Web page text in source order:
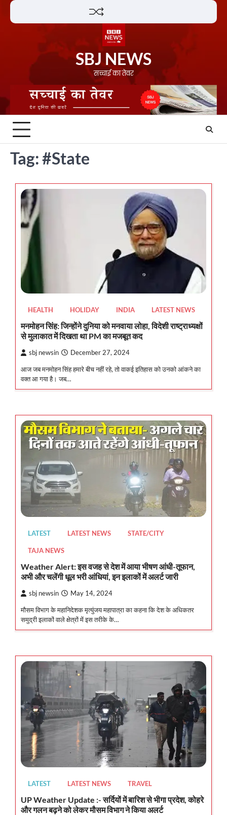
Skip
SBJ NEWS
सच्चाई का तेवर
Tag:#State
HEALTH HOLIDAY INDIA LATEST NEWS
मनमोहन सिंह: जिन्होंने दुनिया को मनवाया लोहा, विदेशी राष्ट्राध्यक्षों
से मुलाकात में दिखता था PM का मजबूत कद
sbj newsin December 27, 2024
आज जब मनमोहन सिंह हमारे बीच नहीं रहे, तो वाकई इतिहास को उनको आंकने का
वक्त आ गया है। जब…
LATEST LATEST NEWS STATE/CITY
TAJA NEWS
Weather Alert: इस वजह से देश में आया भीषण आंधी-तूफान,
अभी और चलेंगी धूल भरी आंधियां, इन इलाकों में अलर्ट जारी
sbj newsin May 14, 2024
मौसम विभाग के महानिदेशक मृत्युंजय महापात्रा का कहना कि देश के अधिकतर
समुद्री इलाकों वाले क्षेत्रों में इस तरीके के…
LATEST LATEST NEWS TRAVEL
UP Weather Update :- सर्दियों में बारिश से भीगा प्रदेश, कोहरे
और गलन बढ़ने को लेकर मौसम विभाग ने किया अलर्ट